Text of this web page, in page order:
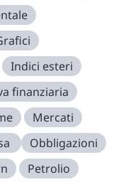
Indici esteri
finanziaria
Mercati
Obbligazioni
Petrolio